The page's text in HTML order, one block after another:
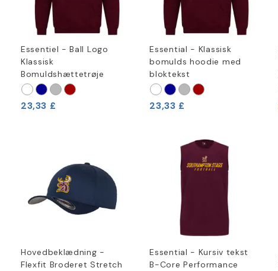
Essentiel - Ball Logo
Klassisk
Bomuldshættetrøje
23,33 £
Essential - Klassisk
bomulds hoodie med
bloktekst
23,33 £
Hovedbeklædning -
Flexfit Broderet Stretch
Essential - Kursiv tekst
B-Core Performance